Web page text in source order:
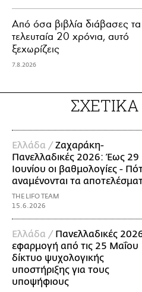
Από όσα βιβλία διάβασες τα
τελευταία 20 χρόνια, αυτό
ξεχωρίζεις
7.8.2026
Ελλάδα /Ζαχαράκη-
Πανελλαδικές 2026: Έως 29
Ιουνίου οι βαθμολογίες -
αναμένονται τα
THE LIFO TEAM
15.6.2026
Ελλάδα / Πανελλαδικές
εφαρμογή από τις 25 Μαΐου
δίκτυο ψυχολογικής
υποστήριξης για τους
υποψήφιους